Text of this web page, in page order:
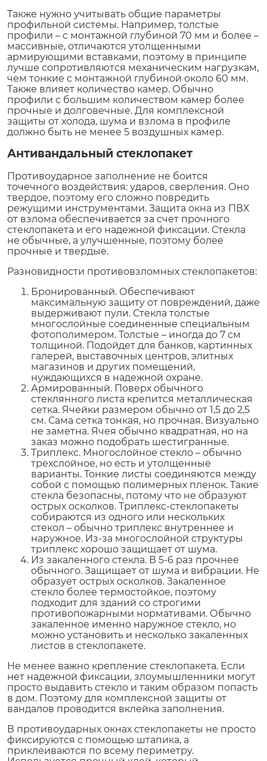
Также нужно учитывать общие параметры
профильной системы. Например, толстые
профили – с монтажной глубиной 70 мм и более –
массивные, отличаются утолщенными
армирующими вставками, поэтому в принципе
лучше сопротивляются механическим нагрузкам,
чем тонкие с монтажной глубиной около 60 мм.
Также влияет количество камер. Обычно
профили с большим количеством камер более
прочные и долговечные. Для комплексной
защиты от холода, шума и взлома в профиле
должно быть не менее 5 воздушных камер.
Антивандальный стеклопакет
Противоударное заполнение не боится
точечного воздействия: ударов, сверления. Оно
твердое, поэтому его сложно повредить
режущими инструментами. Защита окна из ПВХ
от взлома обеспечивается за счет прочного
стеклопакета и его надежной фиксации. Стекла
не обычные, а улучшенные, поэтому более
прочные и твердые.
Разновидности противовзломных стеклопакетов:
Бронированный. Обеспечивают
максимальную защиту от повреждений, даже
выдерживают пули. Стекла толстые
многослойные соединенные специальным
фотополимером. Толстые – иногда до 7 см
толщиной. Подойдет для банков, картинных
галерей, выставочных центров, элитных
магазинов и других помещений,
нуждающихся в надежной охране.
Армированный. Поверх обычного
стеклянного листа крепится металлическая
сетка. Ячейки размером обычно от 1,5 до 2,5
см. Сама сетка тонкая, но прочная. Визуально
не заметна. Ячея обычно квадратная, но на
заказ можно подобрать шестигранные.
Триплекс. Многослойное стекло – обычно
трехслойное, но есть и утолщенные
варианты. Тонкие листы соединяются между
собой с помощью полимерных пленок. Такие
стекла безопасны, потому что не образуют
острых осколков. Триплекс-стеклопакеты
собираются из одного или нескольких
стекол – обычно триплекс внутреннее и
наружное. Из-за многослойной структуры
триплекс хорошо защищает от шума.
Из закаленного стекла. В 5-6 раз прочнее
обычного. Защищает от шума и вибрации. Не
образует острых осколков. Закаленное
стекло более термостойкое, поэтому
подходит для зданий со строгими
противопожарными нормативами. Обычно
закаленное именно наружное стекло, но
можно установить и несколько закаленных
листов в стеклопакете.
Не менее важно крепление стеклопакета. Если
нет надежной фиксации, злоумышленники могут
просто выдавить стекло и таким образом попасть
в дом. Поэтому для комплексной защиты от
вандалов проводится вклейка заполнения.
В противоударных окнах стеклопакеты не просто
фиксируются с помощью штапика, а
приклеиваются по всему периметру.